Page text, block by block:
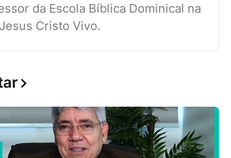
da Escola Bíblica Dominical na
Cristo Vivo.